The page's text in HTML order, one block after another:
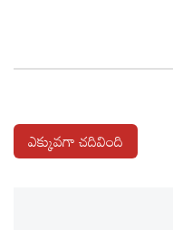
ఎక్కువగా చదివింది